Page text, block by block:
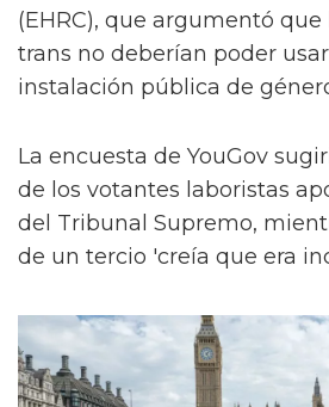
(EHRC), que argumentó que
trans no deberían poder
instalación pública de
La encuesta de YouGov
de los votantes laboristas
del Tribunal Supremo,
de un tercio 'creía que era